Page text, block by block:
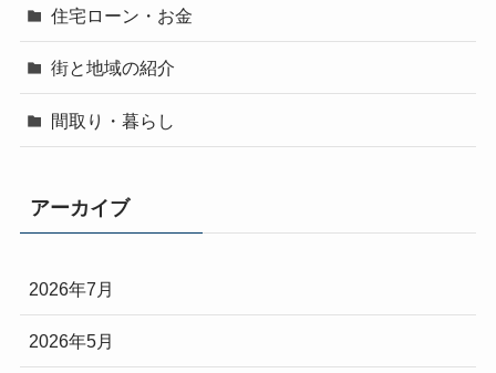
住宅ローン・お金
街と地域の紹介
間取り・暮らし
アーカイブ
2026年7月
2026年5月